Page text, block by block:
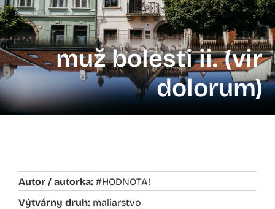
muž bolesti ii. (vir
dolorum)
Autor / autorka: #HODNOTA!
Výtvárny druh: maliarstvo